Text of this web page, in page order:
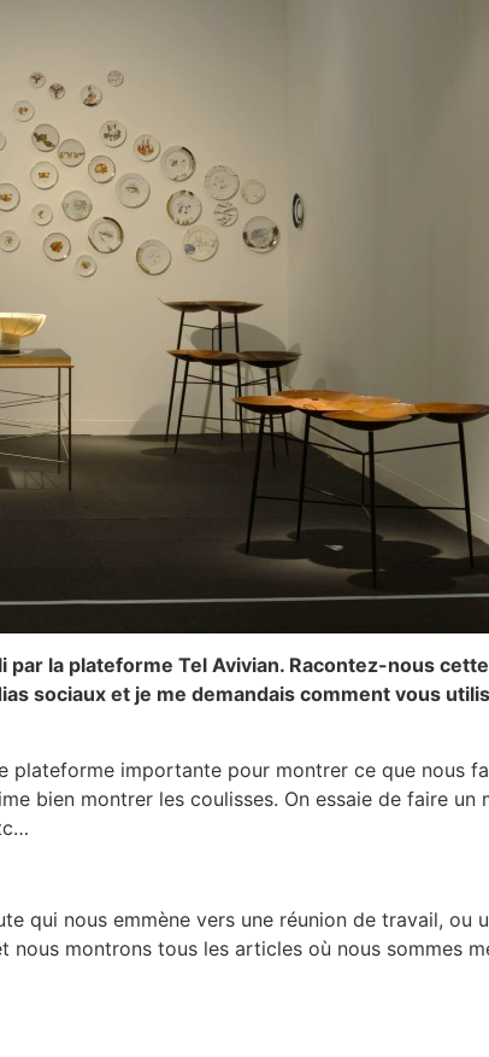
par la plateforme Tel Avivian. Racontez-nous
sociaux et je me demandais comment vous
plateforme importante pour montrer ce que nous
bien montrer les coulisses. On essaie de faire un
qui nous emmène vers une réunion de travail, ou
nous montrons tous les articles où nous sommes